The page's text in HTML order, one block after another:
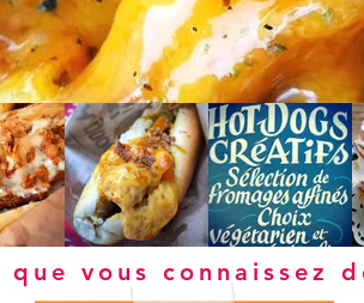
vous connaissez